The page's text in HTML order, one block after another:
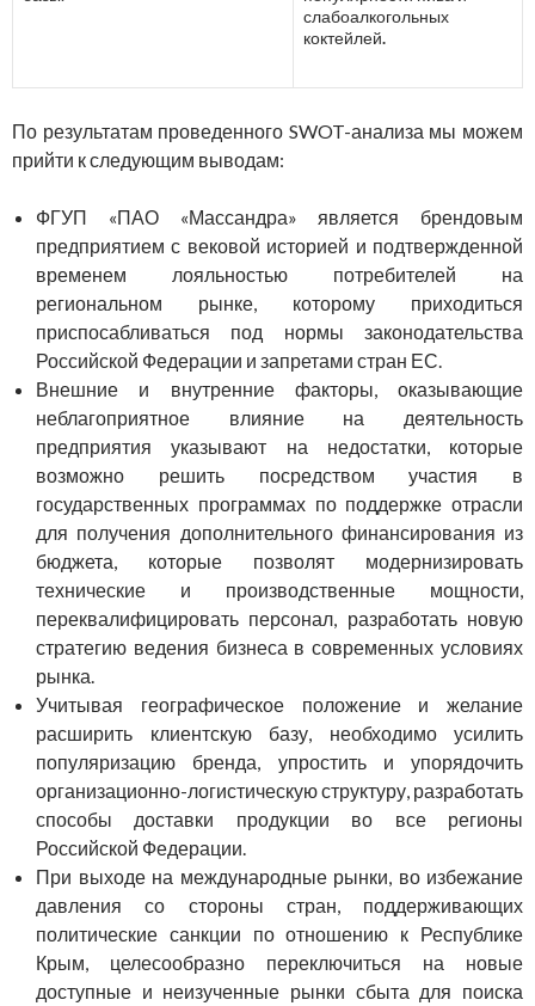
слабоалкогольных
коктейлей.
По результатам проведенного SWOT-анализа мы можем
прийти к следующим выводам:
ФГУП «ПАО «Массандра» является брендовым
предприятием с вековой историей и подтвержденной
временем лояльностью потребителей на
региональном рынке, которому приходиться
приспосабливаться под нормы законодательства
Российской Федерации и запретами стран ЕС.
Внешние и внутренние факторы, оказывающие
неблагоприятное влияние на деятельность
предприятия указывают на недостатки, которые
возможно решить посредством участия в
государственных программах по поддержке отрасли
для получения дополнительного финансирования из
бюджета, которые позволят модернизировать
технические и производственные мощности,
переквалифицировать персонал, разработать новую
стратегию ведения бизнеса в современных условиях
рынка.
Учитывая географическое положение и желание
расширить клиентскую базу, необходимо усилить
популяризацию бренда, упростить и упорядочить
организационно-логистическую структуру, разработать
способы доставки продукции во все регионы
Российской Федерации.
При выходе на международные рынки, во избежание
давления со стороны стран, поддерживающих
политические санкции по отношению к Республике
Крым, целесообразно переключиться на новые
доступные и неизученные рынки сбыта для поиска